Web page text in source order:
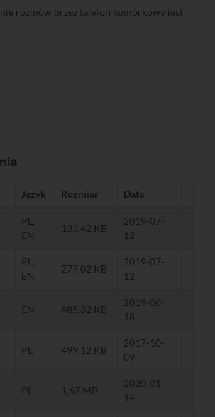
rozmów przez telefon komórkowy jest
Język Rozmiar Data
PL,
EN
133,42 KB
2019-07-
12
PL,
EN
277,02 KB
2019-07-
12
EN 485,32 KB
2019-06-
18
PL 499,12 KB
2017-10-
09
PL 1,67 MB
2020-01-
14